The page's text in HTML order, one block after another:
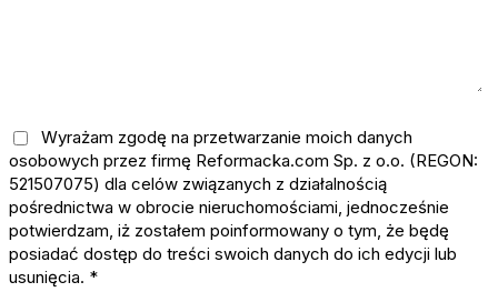
Wyrażam zgodę na przetwarzanie moich danych
osobowych przez firmę Reformacka.com Sp. z o.o. (REGON:
521507075) dla celów związanych z działalnością
pośrednictwa w obrocie nieruchomościami, jednocześnie
potwierdzam, iż zostałem poinformowany o tym, że będę
posiadać dostęp do treści swoich danych do ich edycji lub
usunięcia. *